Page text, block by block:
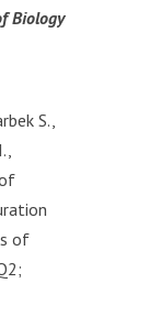
Biology
S.,
of